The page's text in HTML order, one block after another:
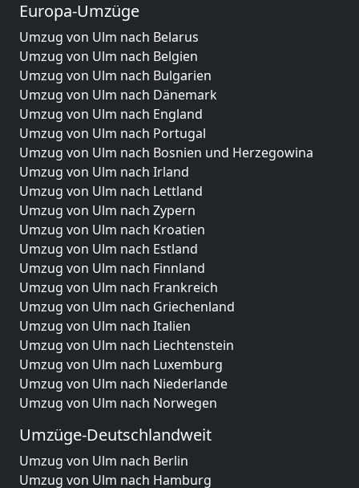
Europa-Umzüge
Umzug von Ulm nach Belarus
Umzug von Ulm nach Belgien
Umzug von Ulm nach Bulgarien
Umzug von Ulm nach Dänemark
Umzug von Ulm nach England
Umzug von Ulm nach Portugal
Umzug von Ulm nach Bosnien und Herzegowina
Umzug von Ulm nach Irland
Umzug von Ulm nach Lettland
Umzug von Ulm nach Zypern
Umzug von Ulm nach Kroatien
Umzug von Ulm nach Estland
Umzug von Ulm nach Finnland
Umzug von Ulm nach Frankreich
Umzug von Ulm nach Griechenland
Umzug von Ulm nach Italien
Umzug von Ulm nach Liechtenstein
Umzug von Ulm nach Luxemburg
Umzug von Ulm nach Niederlande
Umzug von Ulm nach Norwegen
Umzüge-Deutschlandweit
Umzug von Ulm nach Berlin
Umzug von Ulm nach Hamburg